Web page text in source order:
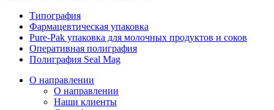
Типография
Фармацевтическая упаковка
Pure-Pak упаковка для молочных продуктов и соков
Оперативная полиграфия
Полиграфия Seal Mag
О направлении
О направлении
Наши клиенты